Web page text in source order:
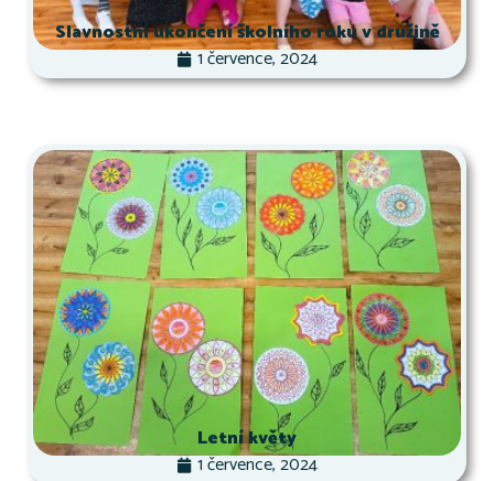
Slavnostní ukončení školního roku v družině
1 července, 2024
Letní květy
1 července, 2024